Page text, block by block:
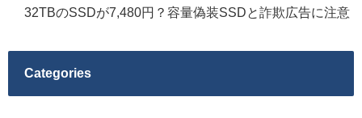
32TBのSSDが7,480円？容量偽装SSDと詐欺広告に注意
Categories